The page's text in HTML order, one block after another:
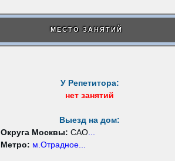
МЕСТО ЗАНЯТИЙ
У Репетитора:
нет занятий
Выезд на дом:
Округа Москвы: САО...
Метро: м.Отрадное...